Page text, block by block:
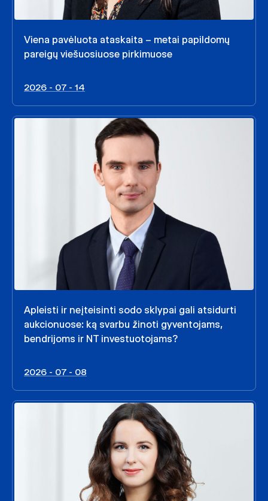
Viena pavėluota ataskaita – metai papildomų
pareigų viešuosiuose pirkimuose
2026 - 07 - 14
Apleisti ir neįteisinti sodo sklypai gali atsidurti
aukcionuose: ką svarbu žinoti gyventojams,
bendrijoms ir NT investuotojams?
2026 - 07 - 08